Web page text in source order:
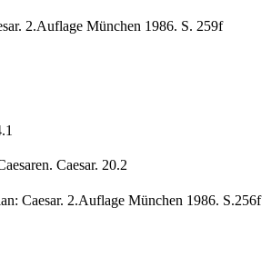
2.Auflage München 1986. S. 259f
Caesar. 20.2
Caesar. 2.Auflage München 1986. S.256f